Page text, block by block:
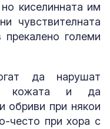
киселинната им
чувствителната
големи
да нарушат
кожата и да
обриви при някои
често при хора с